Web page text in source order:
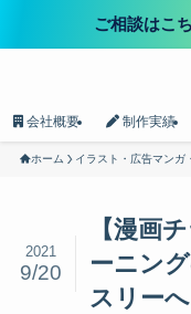
ご相談はこ
会社概要 制作実績
ホーム イラスト・広告マンガ
【漫画
ーニン
スリーへ
2021
9/20